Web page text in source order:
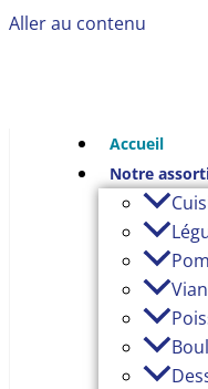
Aller au contenu
Accueil
Notre